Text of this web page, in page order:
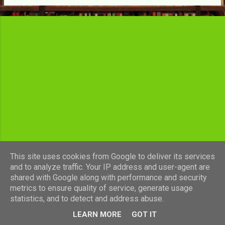
c
l
Fourni par Blogger
This site uses cookies from Google to deliver its services
and to analyze traffic. Your IP address and user-agent are
shared with Google along with performance and security
metrics to ensure quality of service, generate usage
statistics, and to detect and address abuse.
LEARN MORE GOT IT